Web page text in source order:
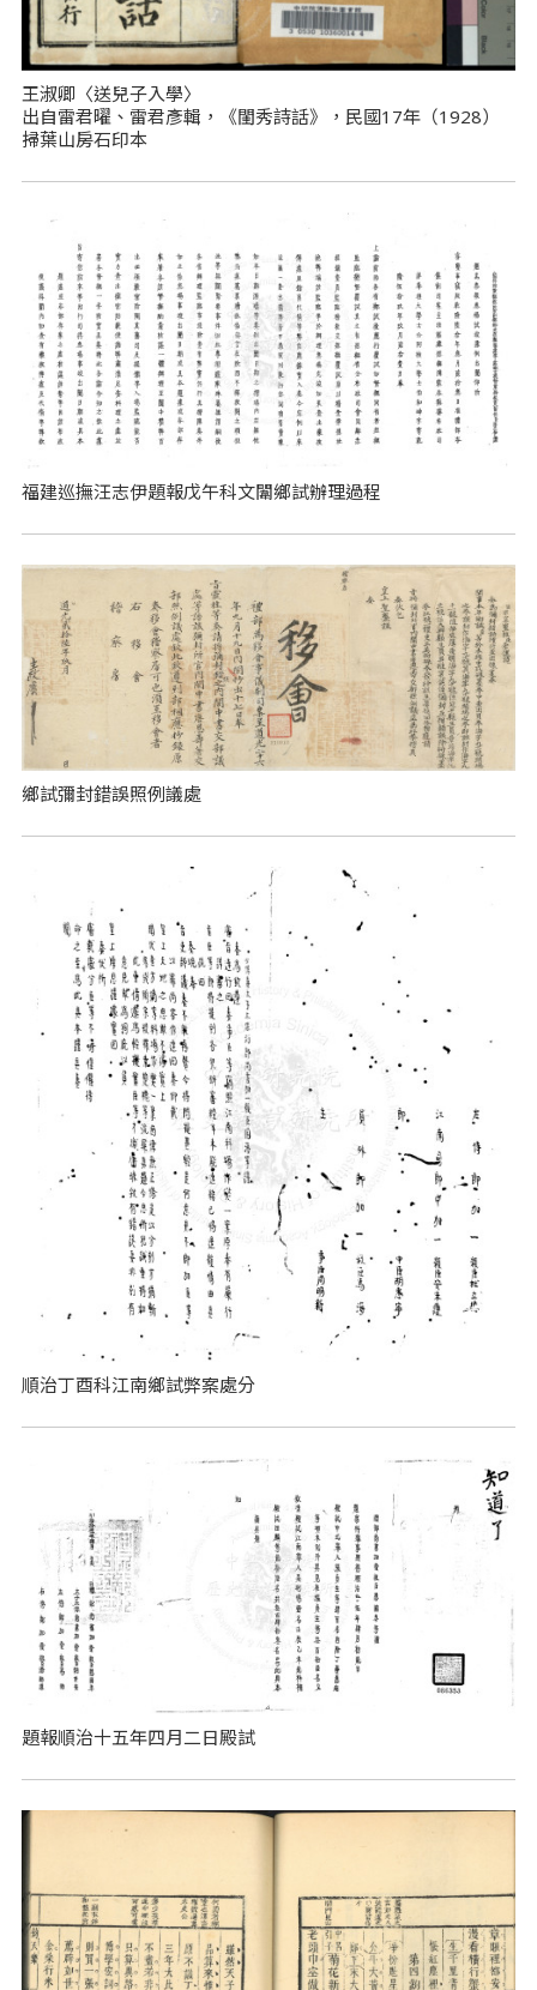
王淑卿〈送兒子入學〉
出自雷君曜、雷君彥輯，《閨秀詩話》，民國17年（1928）
掃葉山房石印本
福建巡撫汪志伊題報戊午科文闈鄉試辦理過程
鄉試彌封錯誤照例議處
順治丁酉科江南鄉試弊案處分
題報順治十五年四月二日殿試